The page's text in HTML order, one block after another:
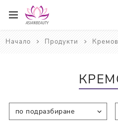
Начало Продукти